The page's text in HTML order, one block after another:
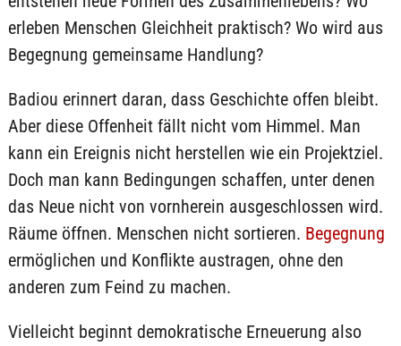
erleben Menschen Gleichheit praktisch? Wo wird aus
Begegnung gemeinsame Handlung?
Badiou erinnert daran, dass Geschichte offen bleibt.
Aber diese Offenheit fällt nicht vom Himmel. Man
kann ein Ereignis nicht herstellen wie ein Projektziel.
Doch man kann Bedingungen schaffen, unter denen
das Neue nicht von vornherein ausgeschlossen wird.
Räume öffnen. Menschen nicht sortieren. Begegnung
ermöglichen und Konflikte austragen, ohne den
anderen zum Feind zu machen.
Vielleicht beginnt demokratische Erneuerung also